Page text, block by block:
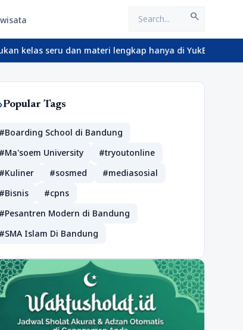
search
dan materi lengkap hanya di YukBelajar.com. Mulai
Popular Tags
#Boarding School di Bandung
#Ma'soem University
#tryoutonline
#Kuliner
#sosmed
#mediasosial
#Bisnis
#cpns
#Pesantren Modern di Bandung
#SMA Islam Di Bandung